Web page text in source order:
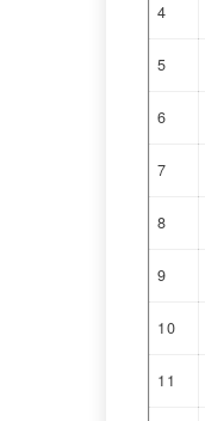
4
5
6
7
8
9
10
11